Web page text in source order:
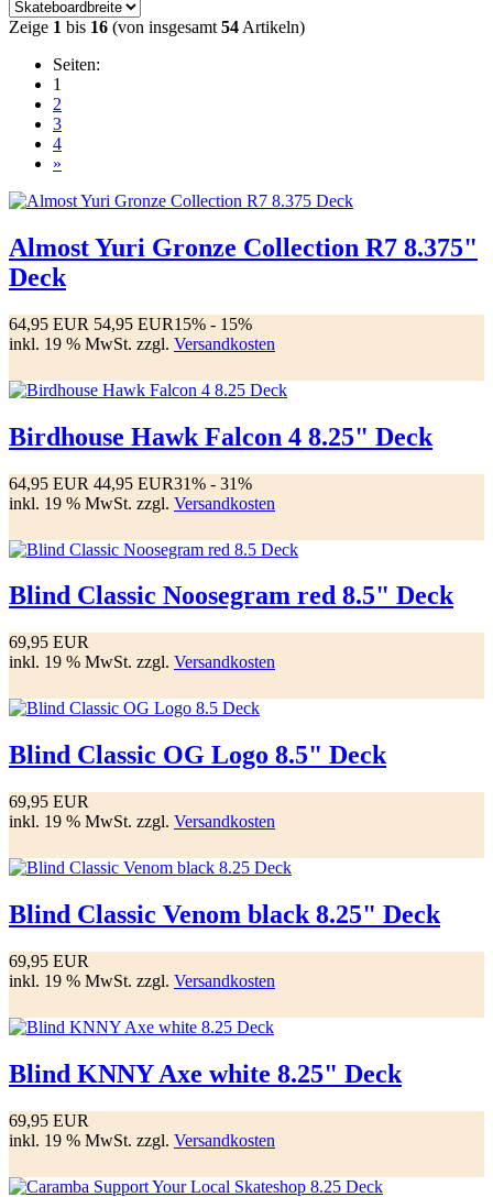
Zeige 1 bis 16 (von insgesamt 54 Artikeln)
Seiten:
1
2
3
4
»
Almost Yuri Gronze Collection R7 8.375"
Deck
64,95 EUR 54,95 EUR15% - 15%
inkl. 19 % MwSt. zzgl. Versandkosten
Birdhouse Hawk Falcon 4 8.25" Deck
64,95 EUR 44,95 EUR31% - 31%
inkl. 19 % MwSt. zzgl. Versandkosten
Blind Classic Noosegram red 8.5" Deck
69,95 EUR
inkl. 19 % MwSt. zzgl. Versandkosten
Blind Classic OG Logo 8.5" Deck
69,95 EUR
inkl. 19 % MwSt. zzgl. Versandkosten
Blind Classic Venom black 8.25" Deck
69,95 EUR
inkl. 19 % MwSt. zzgl. Versandkosten
Blind KNNY Axe white 8.25" Deck
69,95 EUR
inkl. 19 % MwSt. zzgl. Versandkosten